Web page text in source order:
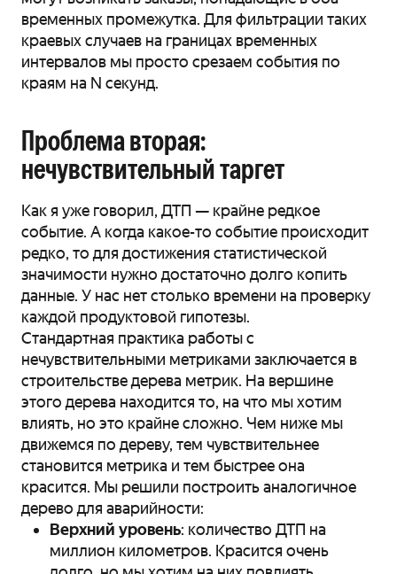
временных промежутка. Для фильтрации таких
краевых случаев на границах временных
интервалов мы просто срезаем события по
краям на N секунд.
Проблема вторая:
нечувствительный таргет
Как я уже говорил, ДТП — крайне редкое
событие. А когда какое-то событие происходит
редко, то для достижения статистической
значимости нужно достаточно долго копить
данные. У нас нет столько времени на проверку
каждой продуктовой гипотезы.
Стандартная практика работы с
нечувствительными метриками заключается в
строительстве дерева метрик. На вершине
этого дерева находится то, на что мы хотим
влиять, но это крайне сложно. Чем ниже мы
движемся по дереву, тем чувствительнее
становится метрика и тем быстрее она
красится. Мы решили построить аналогичное
дерево для аварийности:
Верхний уровень: количество ДТП на
миллион километров. Красится очень